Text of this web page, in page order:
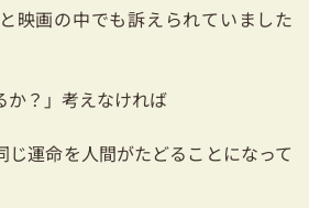
映画の中でも訴えられていました
か？」考えなければ
じ運命を人間がたどることになって